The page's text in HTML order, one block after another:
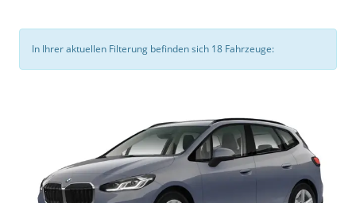
In Ihrer aktuellen Filterung befinden sich 18 Fahrzeuge: